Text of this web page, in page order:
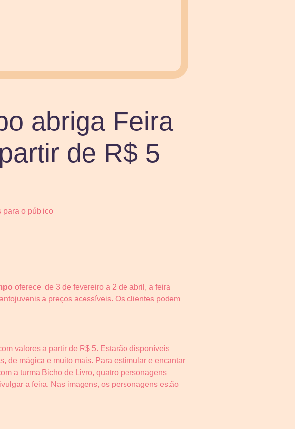
abriga Feira
de R$ 5
para o público
oferece, de 3 de fevereiro a 2 de abril, a feira
a preços acessíveis. Os clientes podem
valores a partir de R$ 5. Estarão disponíveis
de mágica e muito mais. Para estimular e encantar
a turma Bicho de Livro, quatro personagens
a feira. Nas imagens, os personagens estão